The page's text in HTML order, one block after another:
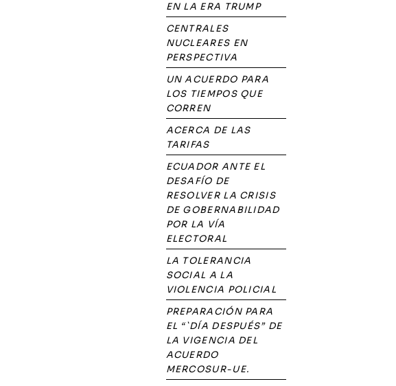
EN LA ERA TRUMP
CENTRALES
NUCLEARES EN
PERSPECTIVA
UN ACUERDO PARA
LOS TIEMPOS QUE
CORREN
ACERCA DE LAS
TARIFAS
ECUADOR ANTE EL
DESAFÍO DE
RESOLVER LA CRISIS
DE GOBERNABILIDAD
POR LA VÍA
ELECTORAL
LA TOLERANCIA
SOCIAL A LA
VIOLENCIA POLICIAL
PREPARACIÓN PARA
EL “`DÍA DESPUÉS” DE
LA VIGENCIA DEL
ACUERDO
MERCOSUR-UE.